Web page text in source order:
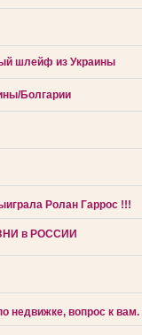
шлейф из Украины
Болгарии
Ролан Гаррос !!!
в РОССИИ
недвижке, вопрос к вам.